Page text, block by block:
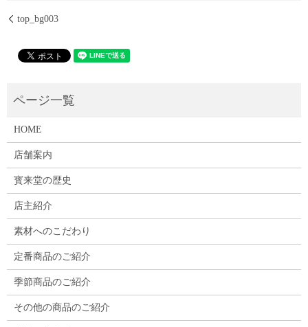
top_bg003
HOME
店舗案内
寳来堂の歴史
店主紹介
素材へのこだわり
定番商品のご紹介
季節商品のご紹介
その他の商品のご紹介